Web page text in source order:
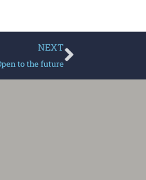
NEXT
to the future